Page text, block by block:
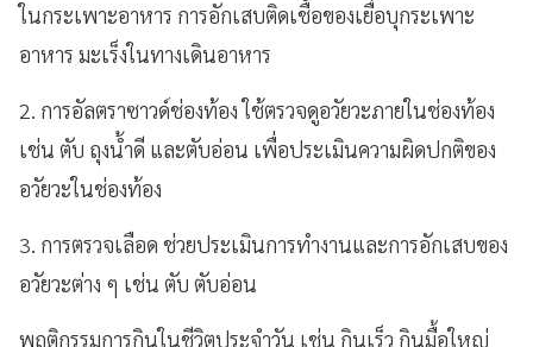
ในกระเพาะอาหาร การอักเสบติดเชื้อของเยื่อบุกระเพาะ
อาหาร มะเร็งในทางเดินอาหาร
2. การอัลตราซาวด์ช่องท้อง ใช้ตรวจดูอวัยวะภายในช่องท้อง
เช่น ตับ ถุงน้ำดี และตับอ่อน เพื่อประเมินความผิดปกติของ
อวัยวะในช่องท้อง
3. การตรวจเลือด ช่วยประเมินการทำงานและการอักเสบของ
อวัยวะต่าง ๆ เช่น ตับ ตับอ่อน
พฤติกรรมการกินในชีวิตประจำวัน เช่น กินเร็ว กินมื้อใหญ่